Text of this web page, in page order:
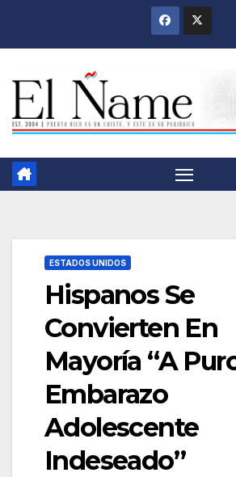
ESTADOS UNIDOS
Hispanos Se
Convierten En
Mayoría “A
Embarazo
Adolescente
Indeseado”